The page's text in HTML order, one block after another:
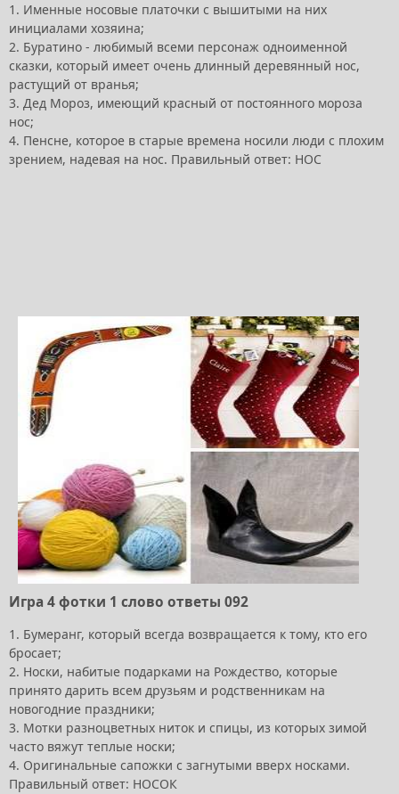
1. Именные носовые платочки с вышитыми на них
инициалами хозяина;
2. Буратино - любимый всеми персонаж одноименной
сказки, который имеет очень длинный деревянный нос,
растущий от вранья;
3. Дед Мороз, имеющий красный от постоянного мороза
нос;
4. Пенсне, которое в старые времена носили люди с плохим
зрением, надевая на нос. Правильный ответ: НОС
Игра 4 фотки 1 слово ответы 092
1. Бумеранг, который всегда возвращается к тому, кто его
бросает;
2. Носки, набитые подарками на Рождество, которые
принято дарить всем друзьям и родственникам на
новогодние праздники;
3. Мотки разноцветных ниток и спицы, из которых зимой
часто вяжут теплые носки;
4. Оригинальные сапожки с загнутыми вверх носками.
Правильный ответ: НОСОК